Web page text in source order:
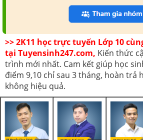
>> 2K11 học trực tuyến Lớp 10
tại Tuyensinh247.com, Kiến thức
trình mới nhất. Cam kết giúp học
điểm 9,10 chỉ sau 3 tháng, hoàn trả
không hiệu quả.